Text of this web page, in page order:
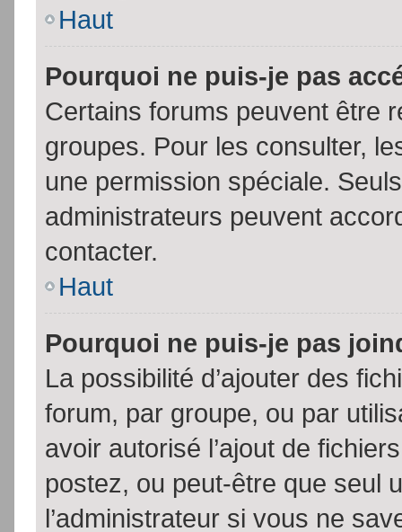
Haut
Pourquoi ne puis-je pas
Certains forums peuvent être
groupes. Pour les consulter,
une permission spéciale.
administrateurs peuvent
contacter.
Haut
Pourquoi ne puis-je pas
La possibilité d’ajouter des
forum, par groupe, ou par
avoir autorisé l’ajout de
postez, ou peut-être que seul
l’administrateur si vous ne